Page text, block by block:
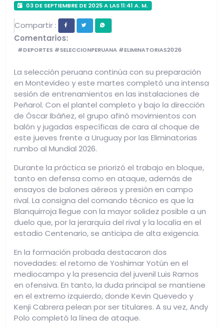
03 DE SEPTIEMBRE DE 2025 A LAS 11:41 A. M.
Compartir :
Comentarios:
#DEPORTES #SELECCIONPERUANA #ELIMINATORIAS2026
La selección peruana continúa con su preparación
en Montevideo y este martes completó una intensa
sesión de entrenamientos en las instalaciones de
Peñarol. Con el plantel completo y bajo la dirección
de Óscar Ibáñez, el grupo afinó movimientos con
balón y jugadas específicas de cara al choque de
este jueves frente a Uruguay por las Eliminatorias
rumbo al Mundial 2026.
Durante la práctica se priorizó el trabajo en bloque,
tanto en defensa como en ataque, además de
ensayos de balones aéreos y presión en campo
rival. La consigna del comando técnico es que la
Blanquirroja llegue con la mayor solidez posible a un
duelo que, por la jerarquía del rival y la localía en el
estadio Centenario, se anticipa de alta exigencia.
En la formación probada destacaron dos
novedades: el retorno de Yoshimar Yotún en el
mediocampo y la presencia del juvenil Luis Ramos
en ofensiva. En tanto, la duda principal se mantiene
en el extremo izquierdo, donde Kevin Quevedo y
Kenji Cabrera pelean por ser titulares. A su vez, Andy
Polo completó la línea de ataque.